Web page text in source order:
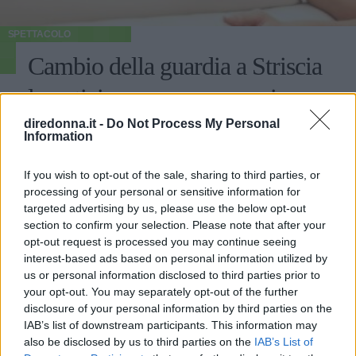
diredonna.it - Do Not Process My Personal
Information
If you wish to opt-out of the sale, sharing to third parties, or
processing of your personal or sensitive information for
targeted advertising by us, please use the below opt-out
section to confirm your selection. Please note that after your
opt-out request is processed you may continue seeing
interest-based ads based on personal information utilized by
us or personal information disclosed to third parties prior to
your opt-out. You may separately opt-out of the further
disclosure of your personal information by third parties on the
IAB’s list of downstream participants. This information may
also be disclosed by us to third parties on the IAB’s List of
SPETTACOLO
Cambio della guardia a Striscia
la notizia: per una sera arriva
Diletta Leotta
del TG satirico di Antonio Ricci, nella puntata del 10
dicembre 2021, al fianco di Alessandro Siani.
EMMA PIETRAROSA